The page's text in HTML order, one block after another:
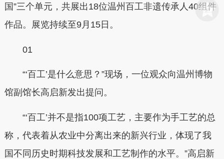
国”三个单元，共展出18位温州百工非遗传承人40组件
作品。展览持续至9月15日。
01
“‘百工’是什么意思？”现场，一位观众向温州博物
馆副馆长高启新发出提问。
“‘百工’并不是指100项工艺，主要作为手工艺的总
称，代表着从农业中分离出来的新兴行业，体现了我
国不同历史时期科技发展和工艺制作的水平。”高启新